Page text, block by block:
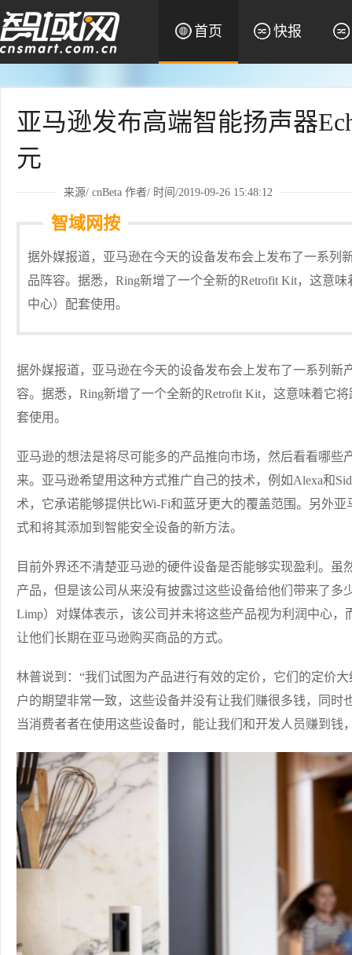
首页 快报
亚马逊发布高端智能扬声器
元
来源/ cnBeta 作者/ 时间/2019-09-26 15:48:12
智域网按
据外媒报道，亚马逊在今天的设备发布会上发布了一系列
品阵容。据悉，Ring新增了一个全新的Retrofit Kit，这意
中心）配套使用。
据外媒报道，亚马逊在今天的设备发布会上发布了一系列新
容。据悉，Ring新增了一个全新的Retrofit Kit，这意味着它
套使用。
亚马逊的想法是将尽可能多的产品推向市场，然后看看哪些
来。亚马逊希望用这种方式推广自己的技术，例如Alexa和
术，它承诺能够提供比Wi-Fi和蓝牙更大的覆盖范围。另外
式和将其添加到智能安全设备的新方法。
目前外界还不清楚亚马逊的硬件设备是否能够实现盈利。
产品，但是该公司从来没有披露过这些设备给他们带来了多
Limp）对媒体表示，该公司并未将这些产品视为利润中心
让他们长期在亚马逊购买商品的方式。
林普说到：“我们试图为产品进行有效的定价，它们的定价
户的期望非常一致，这些设备并没有让我们赚很多钱，同
当消费者者在使用这些设备时，能让我们和开发人员赚到钱